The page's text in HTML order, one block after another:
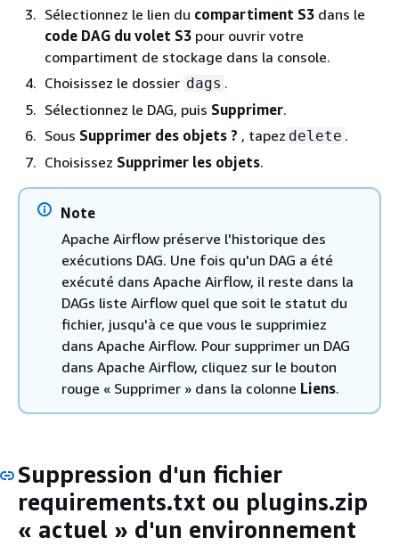
Sélectionnez le lien du compartiment S3 dans le
code DAG du volet S3 pour ouvrir votre
compartiment de stockage dans la console.
Choisissez le dossier dags .
Sélectionnez le DAG, puis Supprimer.
Sous Supprimer des objets ? , tapez delete .
Choisissez Supprimer les objets.
Note
Apache Airflow préserve l'historique des
exécutions DAG. Une fois qu'un DAG a été
exécuté dans Apache Airflow, il reste dans la
DAGs liste Airflow quel que soit le statut du
fichier, jusqu'à ce que vous le supprimiez
dans Apache Airflow. Pour supprimer un DAG
dans Apache Airflow, cliquez sur le bouton
rouge « Supprimer » dans la colonne Liens.
Suppression d'un fichier
requirements.txt ou plugins.zip
« actuel » d'un environnement